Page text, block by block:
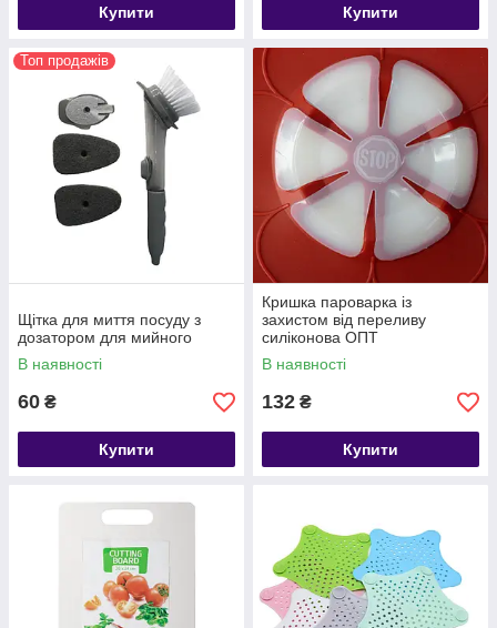
Купити Купити
Топ продажів
Щітка для миття посуду з
дозатором для мийного
В наявності
60 ₴
Купити
Кришка пароварка із
захистом від переливу
силіконова ОПТ
В наявності
132 ₴
Купити